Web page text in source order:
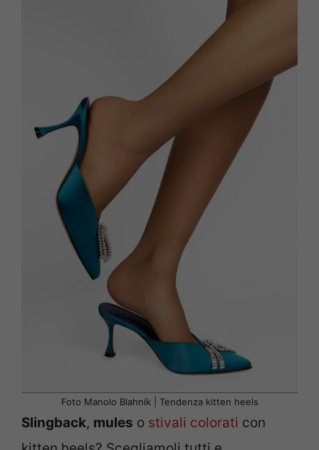
Foto Manolo Blahnik | Tendenza kitten heels
Slingback, mules o stivali colorati con